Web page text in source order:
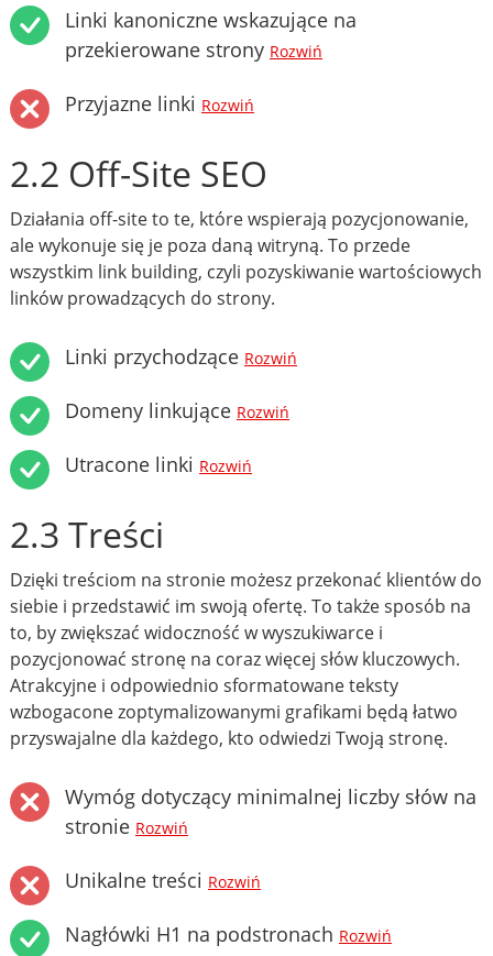
Linki kanoniczne wskazujące na
przekierowane strony Rozwiń
Przyjazne linki Rozwiń
2.2 Off-Site SEO
Działania off-site to te, które wspierają pozycjonowanie,
ale wykonuje się je poza daną witryną. To przede
wszystkim link building, czyli pozyskiwanie wartościowych
linków prowadzących do strony.
Linki przychodzące Rozwiń
Domeny linkujące Rozwiń
Utracone linki Rozwiń
2.3 Treści
Dzięki treściom na stronie możesz przekonać klientów do
siebie i przedstawić im swoją ofertę. To także sposób na
to, by zwiększać widoczność w wyszukiwarce i
pozycjonować stronę na coraz więcej słów kluczowych.
Atrakcyjne i odpowiednio sformatowane teksty
wzbogacone zoptymalizowanymi grafikami będą łatwo
przyswajalne dla każdego, kto odwiedzi Twoją stronę.
Wymóg dotyczący minimalnej liczby słów na
stronie Rozwiń
Unikalne treści Rozwiń
Nagłówki H1 na podstronach Rozwiń